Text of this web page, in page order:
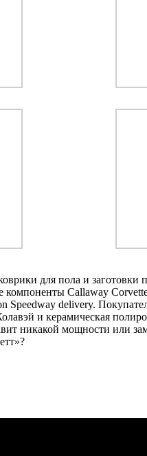
для пола и заготовки
Callaway
delivery.
и керамическая
никакой мощности или